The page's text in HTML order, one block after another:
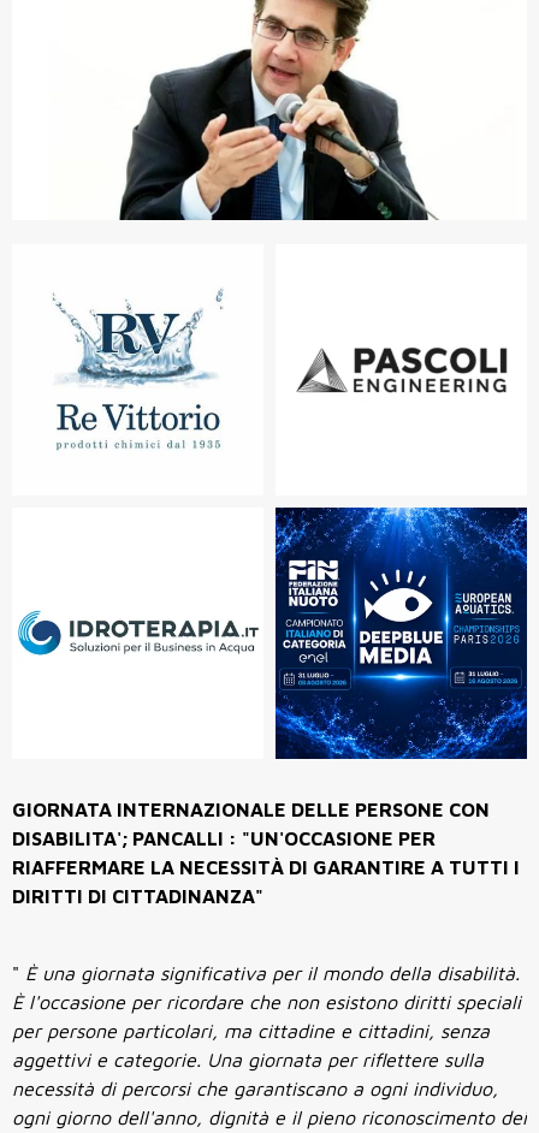
GIORNATA INTERNAZIONALE DELLE PERSONE CON
DISABILITA'; PANCALLI : "UN'OCCASIONE PER
RIAFFERMARE LA NECESSITÀ DI GARANTIRE A TUTTI I
DIRITTI DI CITTADINANZA"
" È una giornata significativa per il mondo della disabilità.
È l'occasione per ricordare che non esistono diritti speciali
per persone particolari, ma cittadine e cittadini, senza
aggettivi e categorie. Una giornata per riflettere sulla
necessità di percorsi che garantiscano a ogni individuo,
ogni giorno dell'anno, dignità e il pieno riconoscimento dei